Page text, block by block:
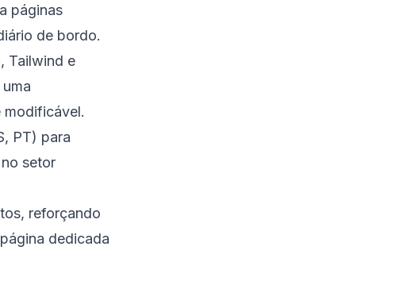
páginas
de bordo.
Tailwind e
modificável.
PT) para
setor
reforçando
dedicada